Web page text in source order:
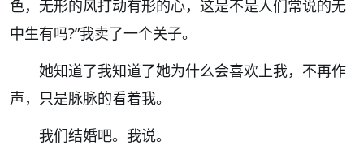
色，无形的风打动有形的心，这是不是人们常说的无
中生有吗?”我卖了一个关子。
她知道了我知道了她为什么会喜欢上我，不再作
声，只是脉脉的看着我。
我们结婚吧。我说。